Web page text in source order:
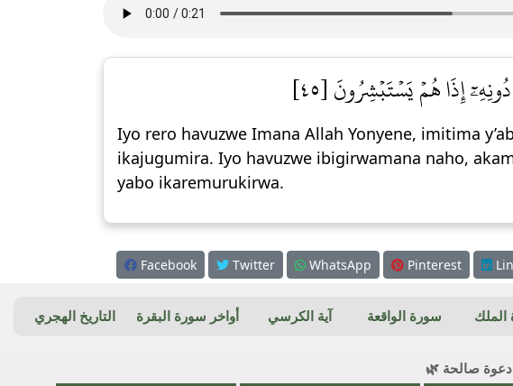
إِذَا هُمۡ يَسۡتَبۡشِرُونَ [٤٥]
Iyo rero havuzwe Imana Allah Yonyene, imitima
ikajugumira. Iyo havuzwe ibigirwamana naho,
yabo ikaremurukirwa.
Facebook Twitter WhatsApp Pinterest
سورة الواقعة آية الكرسي أواخر سورة البقرة التاريخ الهجري
دعوة صالحة 🌿